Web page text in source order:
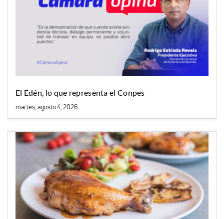
El Edén, lo que representa el Conpes
martes, agosto 4, 2026